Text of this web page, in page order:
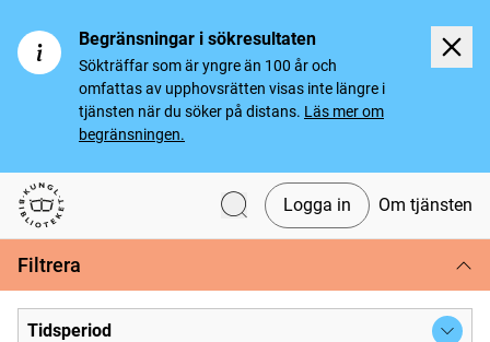
Begränsningar i sökresultaten
Sökträffar som är yngre än 100 år och
omfattas av upphovsrätten visas inte längre i
tjänsten när du söker på distans. Läs mer om
begränsningen.
Svenska tidningar
Logga in Om tjänsten
Filtrera
Tidsperiod